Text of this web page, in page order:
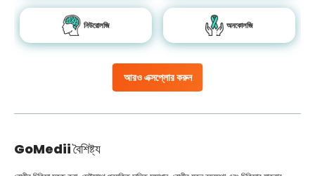
আরও এক্সপ্লোর করুন
নিউরোলজি অনকোলজি
GoMediiবৈশিষ্ট্য